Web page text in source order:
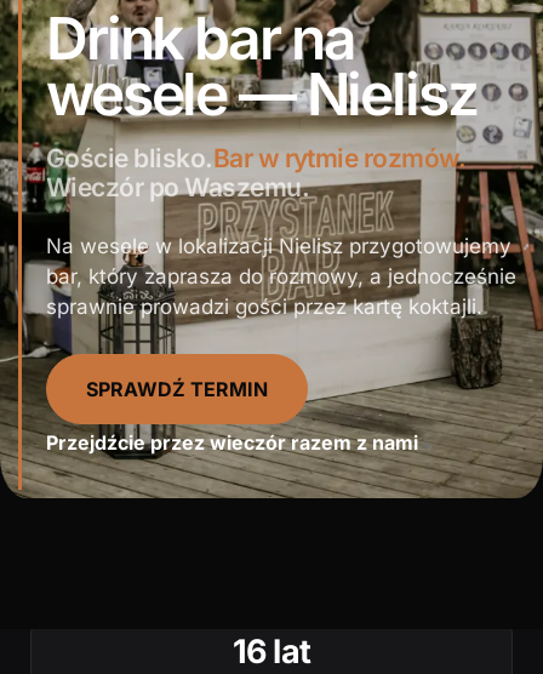
Drink bar na
wesele — Nielisz
Goście blisko.Bar w rytmie rozmów.
Wieczór po Waszemu.
Na wesele w lokalizacji Nielisz przygotowujemy
bar, który zaprasza do rozmowy, a jednocześnie
sprawnie prowadzi gości przez kartę koktajli.
SPRAWDŹ TERMIN
Przejdźcie przez wieczór razem z nami↓
16 lat